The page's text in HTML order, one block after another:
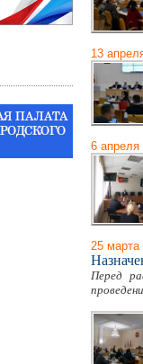
13
6 апреля
25 марта
Перед